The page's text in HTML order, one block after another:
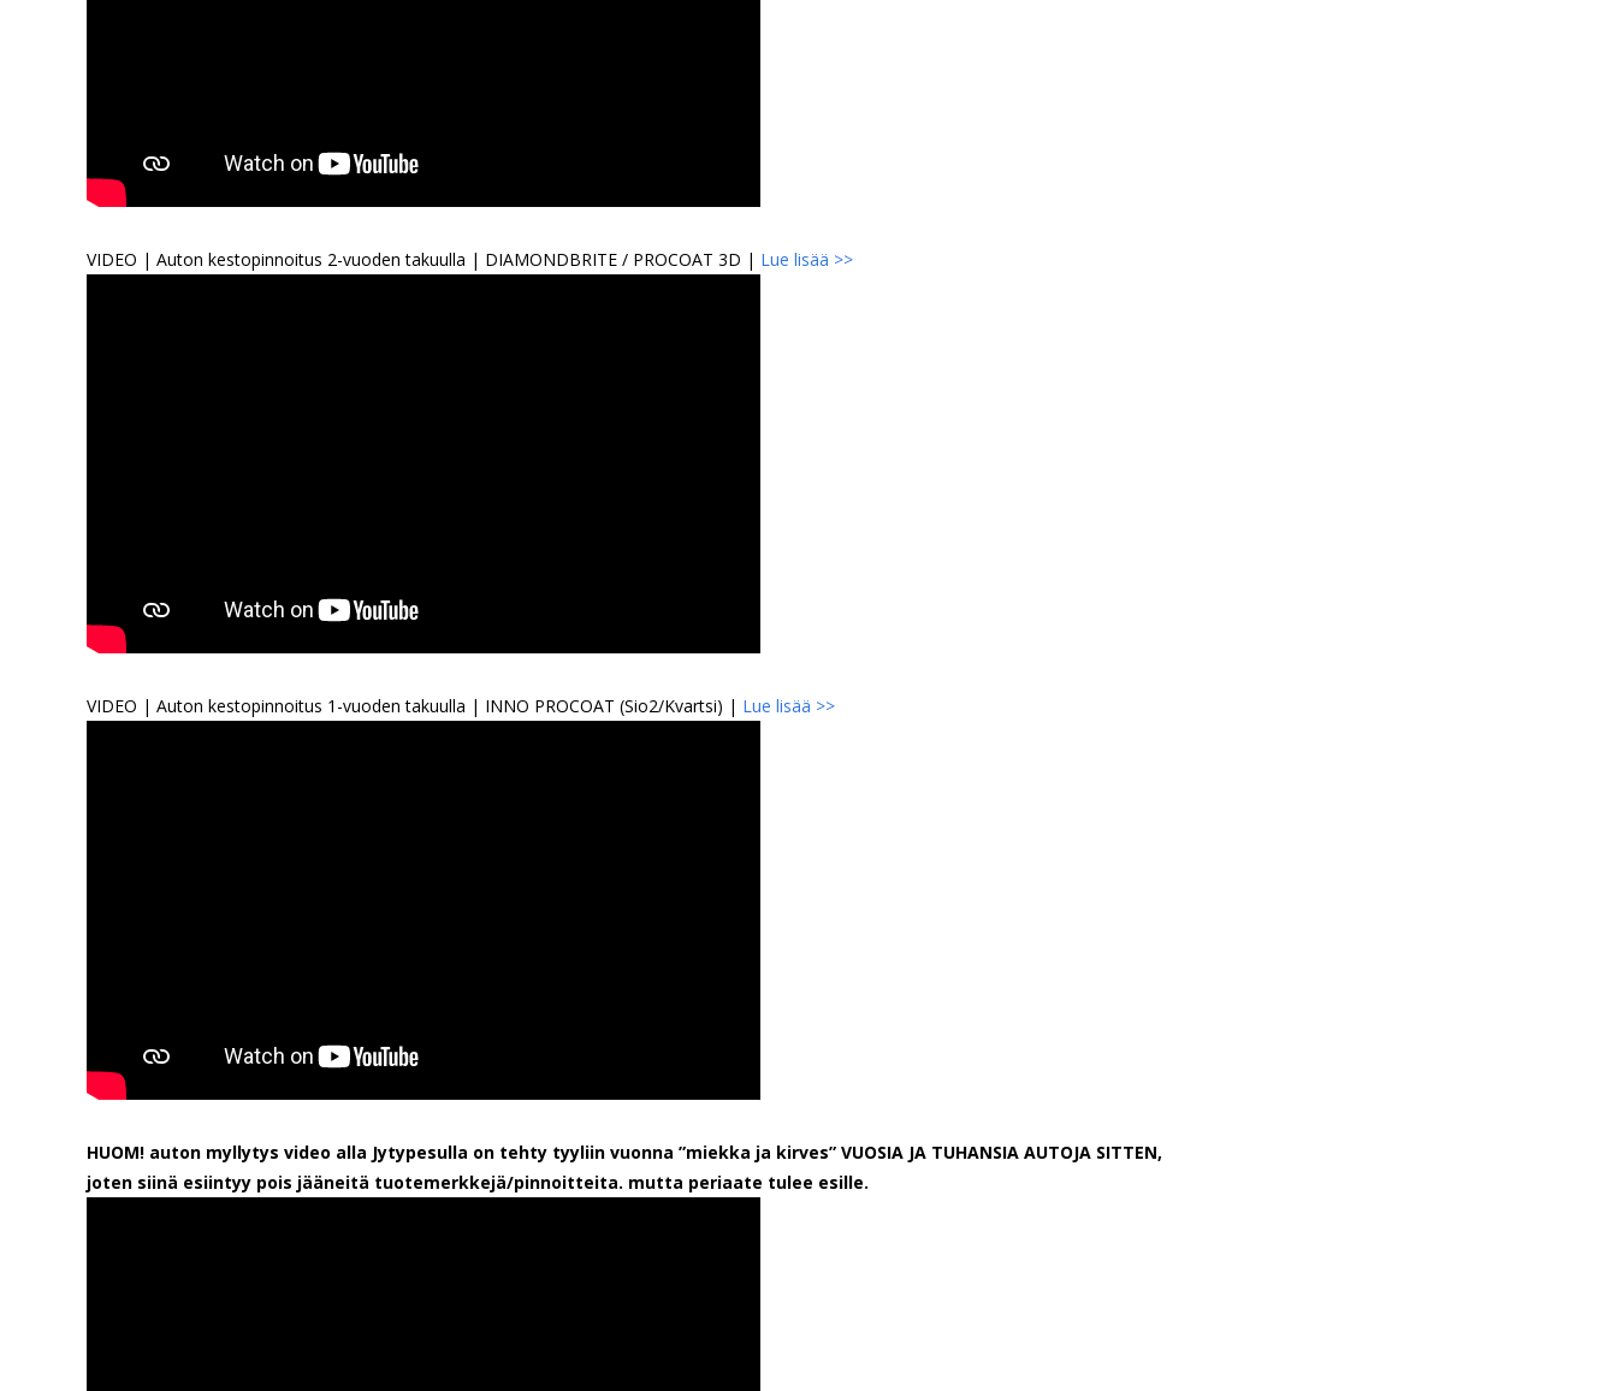
VIDEO | Auton kestopinnoitus 2-vuoden takuulla | DIAMONDBRITE / PROCOAT 3D | Lue lisää >>
VIDEO | Auton kestopinnoitus 1-vuoden takuulla | INNO PROCOAT (Sio2/Kvartsi) | Lue lisää >>
HUOM! auton myllytys video alla Jytypesulla on tehty tyyliin vuonna ”miekka ja kirves” VUOSIA JA TUHANSIA AUTOJA SITTEN,
joten siinä esiintyy pois jääneitä tuotemerkkejä/pinnoitteita. mutta periaate tulee esille.